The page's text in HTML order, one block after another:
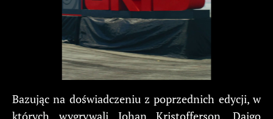
Bazując na doświadczeniu z poprzednich edycji, w
których wygrywali Johan Kristofferson, Daigo